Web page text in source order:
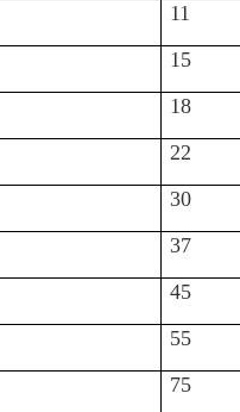
11
15
18
22
30
37
45
55
75